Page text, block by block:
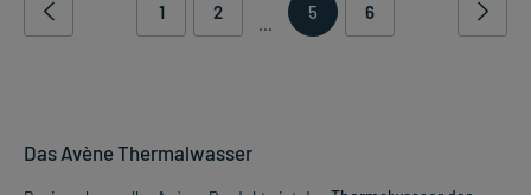
1 2
...
5 6
Das Avène Thermalwasser